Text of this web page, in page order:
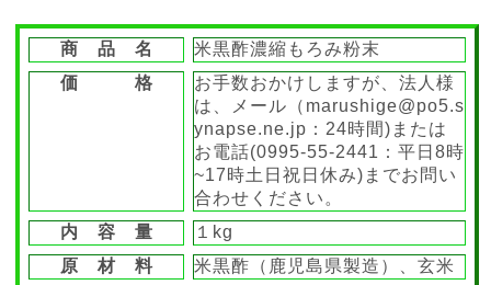
商 品 名
米黒酢濃縮もろみ粉末
価 格
お手数おかけしますが、法人様
は、メール（marushige@po5.s
ynapse.ne.jp：24時間)または
お電話(0995-55-2441：平日8時
~17時土日祝日休み)までお問い
合わせください。
内 容 量
１kg
原 材 料
米黒酢（鹿児島県製造）、玄米